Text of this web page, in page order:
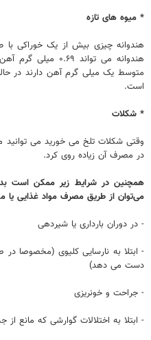
* میوه های تازه
هندوانه چیزی بیش از یک خوراکی
هندوانه می تواند
است.
* شکلات
وقتی شکلات تلخ می خورید می توانید
در مصرف آن زیاده روی کرد.
همچنین در شرایط زیر ممکن است
می‌توان از طریق مصرف مواد غذایی یا
- در دوران بارداری یا شیردهی
- ابتلا به نارسایی کلیوی (مخصوصا
دست می دهد)
- جراحت و خونریزی
- ابتلا به اختلالات گوارشی که مانع